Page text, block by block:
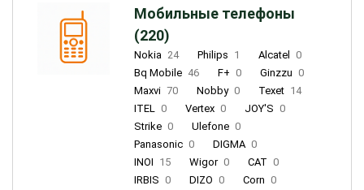
Мобильные телефоны
(220)
Nokia 24 Philips 1 Alcatel
0
Bq Mobile 46 F+ 0 Ginzzu 0
Maxvi 70 Nobby 0 Texet 14
ITEL 0 Vertex 0 JOY'S 0
Strike 0 Ulefone 0
Panasonic 0 DIGMA 0
INOI 15 Wigor 0 CAT 0
IRBIS 0 DIZO 0 Corn 0